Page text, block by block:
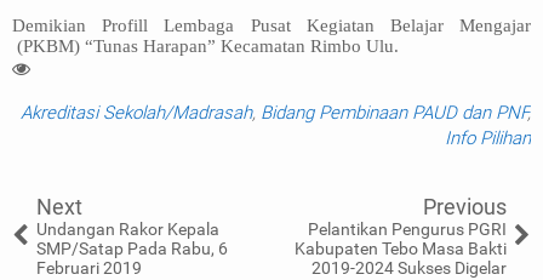
Demikian Profill Lembaga Pusat Kegiatan Belajar Mengajar
(PKBM) “Tunas Harapan” Kecamatan Rimbo Ulu.
Akreditasi Sekolah/Madrasah, Bidang Pembinaan PAUD dan PNF,
Info Pilihan
Next
Undangan Rakor Kepala
SMP/Satap Pada Rabu, 6
Februari 2019
Previous
Pelantikan Pengurus PGRI
Kabupaten Tebo Masa Bakti
2019-2024 Sukses Digelar